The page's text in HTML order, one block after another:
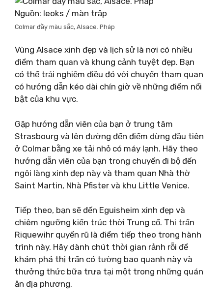
Nguồn: leoks / màn trập
Colmar đầy màu sắc, Alsace. Pháp
Vùng Alsace xinh đẹp và lịch sử là nơi có nhiều
điểm tham quan và khung cảnh tuyệt đẹp. Bạn
có thể trải nghiệm điều đó với chuyến tham quan
có hướng dẫn kéo dài chín giờ về những điểm nổi
bật của khu vực.
Gặp hướng dẫn viên của bạn ở trung tâm
Strasbourg và lên đường đến điểm dừng đầu tiên
ở Colmar bằng xe tải nhỏ có máy lạnh. Hãy theo
hướng dẫn viên của bạn trong chuyến đi bộ đến
ngôi làng xinh đẹp này và tham quan Nhà thờ
Saint Martin, Nhà Pfister và khu Little Venice.
Tiếp theo, bạn sẽ đến Eguisheim xinh đẹp và
chiêm ngưỡng kiến ​​trúc thời Trung cổ. Thị trấn
Riquewihr quyến rũ là điểm tiếp theo trong hành
trình này. Hãy dành chút thời gian rảnh rỗi để
khám phá thị trấn có tường bao quanh này và
thưởng thức bữa trưa tại một trong những quán
ăn địa phương.